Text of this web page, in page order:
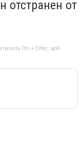
отстранен от
Ctrl + Enter, щоб